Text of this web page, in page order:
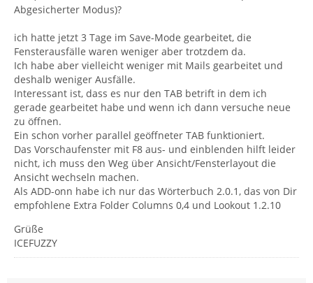
Abgesicherter Modus)?
ich hatte jetzt 3 Tage im Save-Mode gearbeitet, die
Fensterausfälle waren weniger aber trotzdem da.
Ich habe aber vielleicht weniger mit Mails gearbeitet und
deshalb weniger Ausfälle.
Interessant ist, dass es nur den TAB betrift in dem ich
gerade gearbeitet habe und wenn ich dann versuche neue
zu öffnen.
Ein schon vorher parallel geöffneter TAB funktioniert.
Das Vorschaufenster mit F8 aus- und einblenden hilft leider
nicht, ich muss den Weg über Ansicht/Fensterlayout die
Ansicht wechseln machen.
Als ADD-onn habe ich nur das Wörterbuch 2.0.1, das von Dir
empfohlene Extra Folder Columns 0,4 und Lookout 1.2.10
Grüße
ICEFUZZY